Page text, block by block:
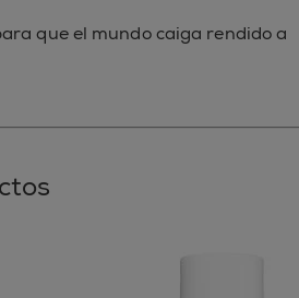
que el mundo caiga rendido a